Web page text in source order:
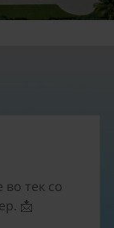
тек со
📩